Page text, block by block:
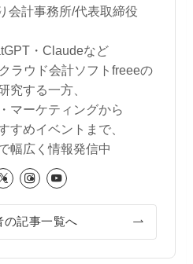
会計事務所/代表取締役
・Claudeなど
ラウド会計ソフトfreeeの
究する一方、
マーケティングから
すめイベントまで、
幅広く情報発信中
の記事一覧へ